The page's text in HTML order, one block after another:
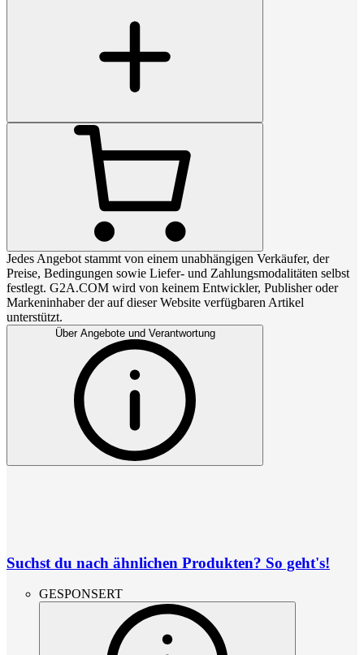
Jedes Angebot stammt von einem unabhängigen Verkäufer, der
Preise, Bedingungen sowie Liefer- und Zahlungsmodalitäten selbst
festlegt. G2A.COM wird von keinem Entwickler, Publisher oder
Markeninhaber der auf dieser Website verfügbaren Artikel
unterstützt.
Über Angebote und Verantwortung
Suchst du nach ähnlichen Produkten? So geht's!
GESPONSERT